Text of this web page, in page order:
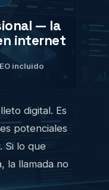
— la
internet
incluido
digital. Es
potenciales
Si lo que
la llamada no